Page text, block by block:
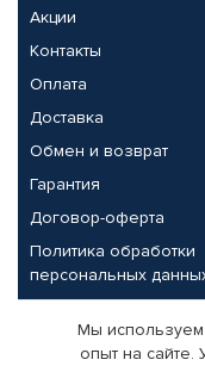
Акции
Контакты
Оплата
Доставка
Обмен и возврат
Гарантия
Договор-оферта
Политика обработки
персональных
Партнерам
Мы
опыт на